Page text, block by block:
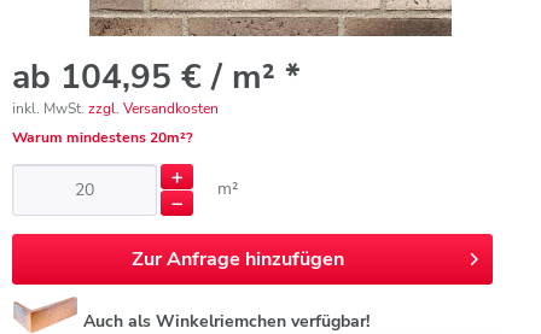
ab 104,95 € / m² *
inkl. MwSt. zzgl. Versandkosten
Warum mindestens 20m²?
m²
ZurAnfrage hinzufügen
Auch als Winkelriemchen verfügbar!